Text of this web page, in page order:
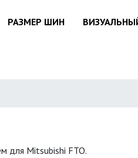
РАЗМЕР ШИН
для Mitsubishi FTO.